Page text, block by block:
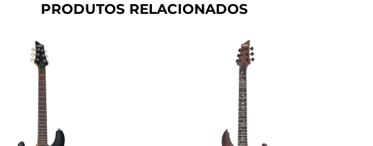
PRODUTOS RELACIONADOS